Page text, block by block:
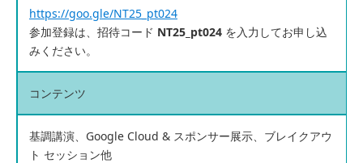
https://goo.gle/NT25_pt024
参加登録は、招待コード NT25_pt024 を入力してお申し込
みください。
コンテンツ
基調講演、Google Cloud & スポンサー展示、ブレイクアウ
ト セッション他